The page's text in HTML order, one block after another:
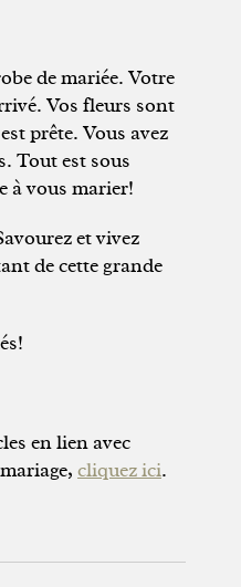
de mariée. Votre
Vos fleurs sont
prête. Vous avez
Tout est sous
à vous marier!
et vivez
de cette grande
en lien avec
cliquez ici.